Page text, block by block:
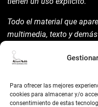
Para ofrecer las mejores
cookies para almacenar y/o
consentimiento de estas
Todo el material que
multimedia, texto y
la mism para ello.
©AsunAdá ​Gracias.